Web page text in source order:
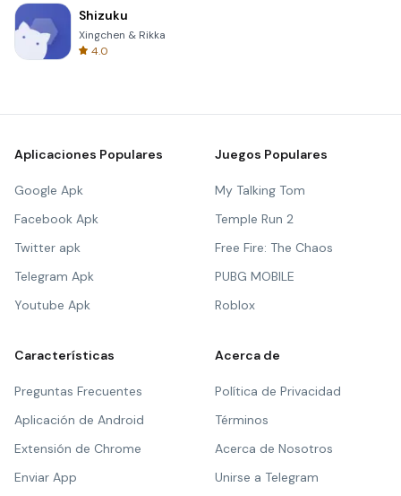
Shizuku
Xingchen & Rikka
4.0
Aplicaciones Populares
Google Apk
Facebook Apk
Twitter apk
Telegram Apk
Youtube Apk
Juegos Populares
My Talking Tom
Temple Run 2
Free Fire: The Chaos
PUBG MOBILE
Roblox
Características
Preguntas Frecuentes
Aplicación de Android
Extensión de Chrome
Enviar App
Acerca de
Política de Privacidad
Términos
Acerca de Nosotros
Unirse a Telegram